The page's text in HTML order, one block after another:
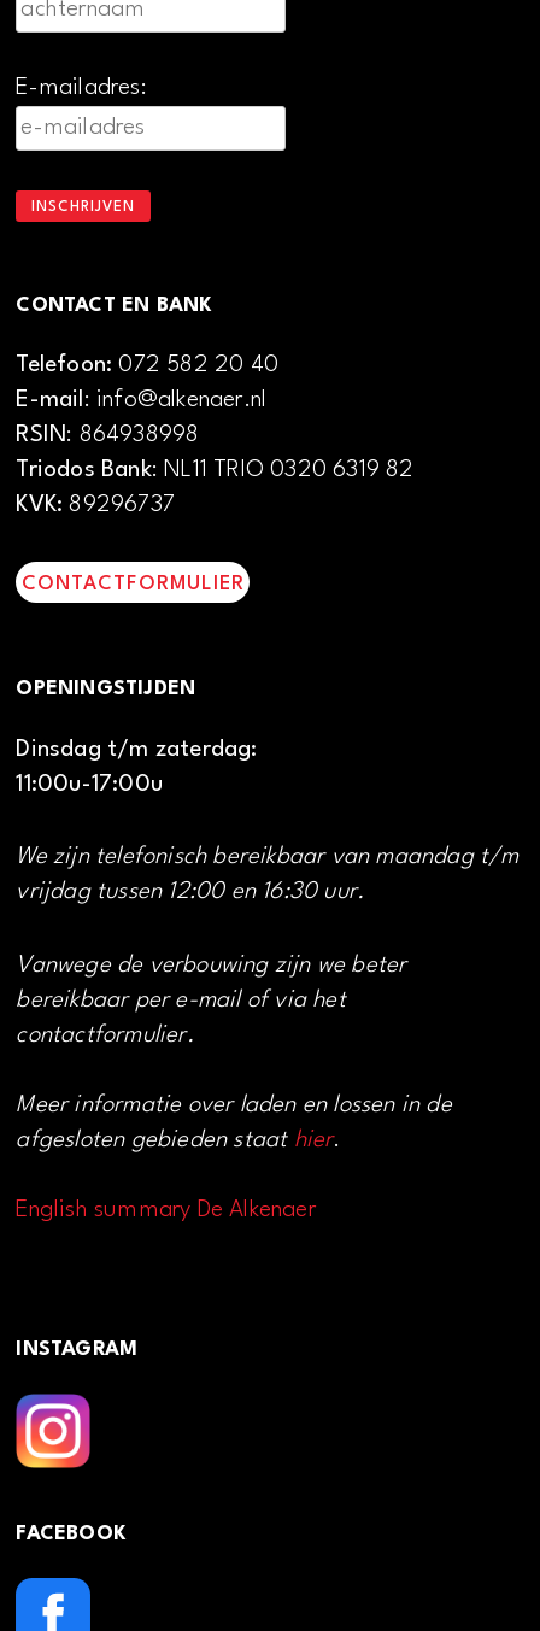
E-mailadres:
CONTACT EN BANK
Telefoon:072 582 20 40
E-mail: info@alkenaer.nl
RSIN: 864938998
Triodos Bank: NL11 TRIO 0320 6319 82
KVK: 89296737
CONTACTFORMULIER
OPENINGSTIJDEN
Dinsdag t/m zaterdag:
11:00u-17:00u
We zijn telefonisch bereikbaar van maandag t/m
vrijdag tussen 12:00 en 16:30 uur.
Vanwege de verbouwing zijn we beter
bereikbaar per e-mail of via het
contactformulier.
Meer informatie over laden en lossen in de
afgesloten gebieden staat hier.
English summary De Alkenaer
INSTAGRAM
FACEBOOK